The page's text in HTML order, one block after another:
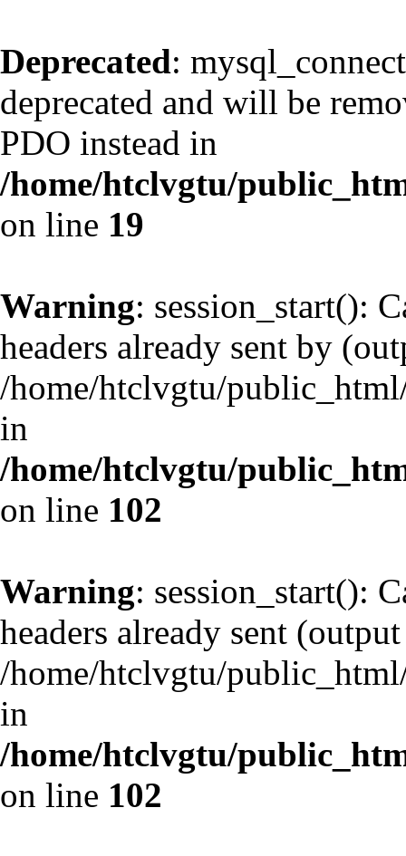
Deprecated:
deprecated and will be
PDO instead in
/home/htclvgtu/
on line 19
Warning: session_start():
headers already sent by
/home/htclvgtu/
in
/home/htclvgtu/
on line 102
Warning: session_start():
headers already sent
/home/htclvgtu/
in
/home/htclvgtu/
on line 102